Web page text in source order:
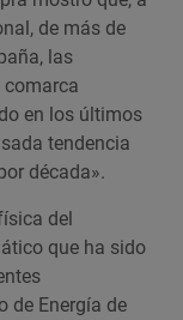
de más de
las
en los últimos
tendencia
década».
del
que ha sido
de Energía de